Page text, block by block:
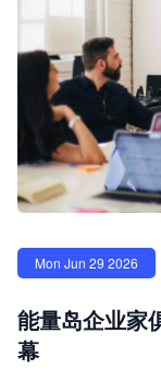
Mon Jun 29 2026
能量岛企业家
幕